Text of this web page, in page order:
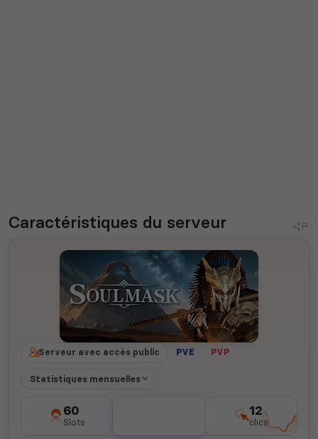
Caractéristiques du serveur
Serveur avec accès public PVE PVP
Statistiques mensuelles
60
Slots
12
clics